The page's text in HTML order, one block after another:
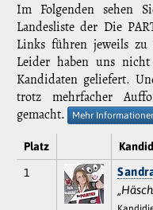
Im Folgenden sehen
Landesliste der Die
Links führen jeweils
Leider haben uns
Kandidaten geliefert.
trotz mehrfacher
gemacht.
Mehr
Platz
1